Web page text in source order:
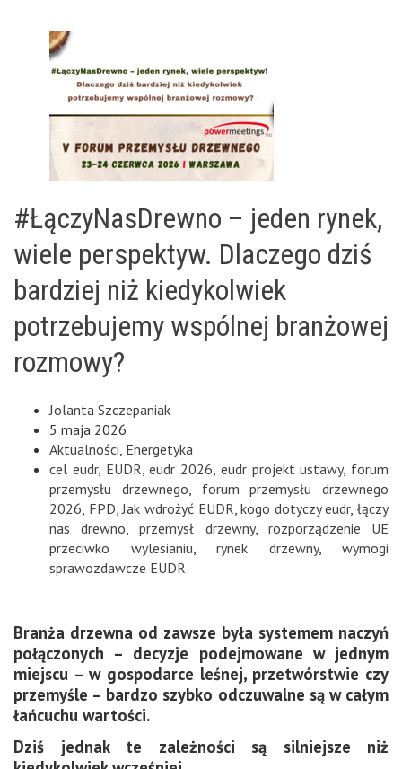
#ŁączyNasDrewno – jeden rynek,
wiele perspektyw. Dlaczego dziś
bardziej niż kiedykolwiek
potrzebujemy wspólnej branżowej
rozmowy?
Jolanta Szczepaniak
5 maja 2026
Aktualności Energetyka
cel eudr, EUDR ,eudr 2026 eudr projekt ustawy, forum
przemysłu drzewnego
forum przemysłu drzewnego
2026 FPD ,Jak wdrożyć EUDR ,kogo dotyczy eudr, łączy
nas drewno ,przemysł drzewny, rozporządzenie UE
przeciwko wylesianiu
rynek drzewny, wymogi
sprawozdawcze EUDR
Branża drzewna od zawsze była systemem naczyń
połączonych – decyzje podejmowane w jednym
miejscu – w gospodarce leśnej, przetwórstwie czy
przemyśle – bardzo szybko odczuwalne są w całym
łańcuchu wartości.
Dziś jednak te zależności są silniejsze niż